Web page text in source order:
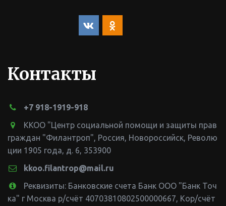
Контакты
+7 918-1919-918
ККОО "Центр социальной помощи и защиты прав
граждан "Филантроп", Россия, Новороссийск, Револю
ции 1905 года, д. 6, 353900
kkoo.filantrop@mail.ru
Реквизиты: Банковские счета Банк ООО "Банк Точ
ка" г Москва р/счёт 40703810802500000667, Кор/счёт